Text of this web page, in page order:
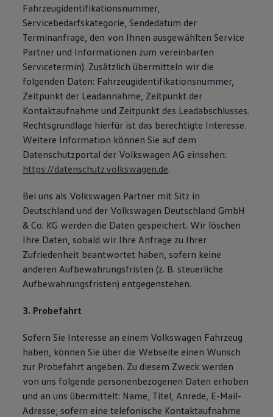
Fahrzeugidentifikationsnummer,
Servicebedarfskategorie, Sendedatum der
Terminanfrage, den von Ihnen ausgewählten Service
Partner und Informationen zum vereinbarten
Servicetermin). Zusätzlich übermitteln wir die
folgenden Daten: Fahrzeugidentifikationsnummer,
Zeitpunkt der Leadannahme, Zeitpunkt der
Kontaktaufnahme und Zeitpunkt des Leadabschlusses.
Rechtsgrundlage hierfür ist das berechtigte Interesse.
Weitere Information können Sie auf dem
Datenschutzportal der Volkswagen AG einsehen:
https://datenschutz.volkswagen.de.
Bei uns als Volkswagen Partner mit Sitz in
Deutschland und der Volkswagen Deutschland GmbH
& Co. KG werden die Daten gespeichert. Wir löschen
Ihre Daten, sobald wir Ihre Anfrage zu Ihrer
Zufriedenheit beantwortet haben, sofern keine
anderen Aufbewahrungsfristen (z. B. steuerliche
Aufbewahrungsfristen) entgegenstehen.
3. Probefahrt
Sofern Sie Interesse an einem Volkswagen Fahrzeug
haben, können Sie über die Webseite einen Wunsch
zur Probefahrt angeben. Zu diesem Zweck werden
von uns folgende personenbezogenen Daten erhoben
und an uns übermittelt: Name, Titel, Anrede, E-Mail-
Adresse; sofern eine telefonische Kontaktaufnahme